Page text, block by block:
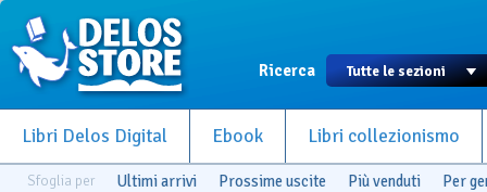
Ricerca
Libri Delos Digital Ebook Libri collezionismo
Sfoglia per Ultimi arrivi Prossime uscite Più venduti Per